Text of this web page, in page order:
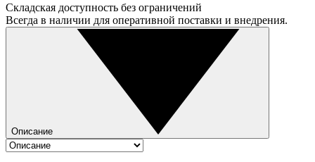
Складская доступность без ограничений
Всегда в наличии для оперативной поставки и внедрения.
Описание